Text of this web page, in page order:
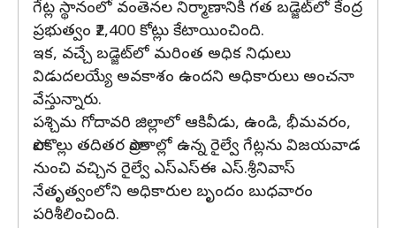
గేట్ల స్థానంలో వంతెనల నిర్మాణానికి గత బడ్జెట్‌లో కేంద్ర
ప్రభుత్వం ₹2,400 కోట్లు కేటాయించింది.
ఇక, వచ్చే బడ్జెట్‌లో మరింత అధిక నిధులు
విడుదలయ్యే అవకాశం ఉందని అధికారులు అంచనా
వేస్తున్నారు.
పశ్చిమ గోదావరి జిల్లాలో ఆకివీడు, ఉండి, భీమవరం,
పాలకొల్లు తదితర ప్రాంతాల్లో ఉన్న రైల్వే గేట్లను విజయవాడ
నుంచి వచ్చిన రైల్వే ఎస్‌ఎస్‌ఈ ఎస్‌.శ్రీనివాస్
నేతృత్వంలోని అధికారుల బృందం బుధవారం
పరిశీలించింది.